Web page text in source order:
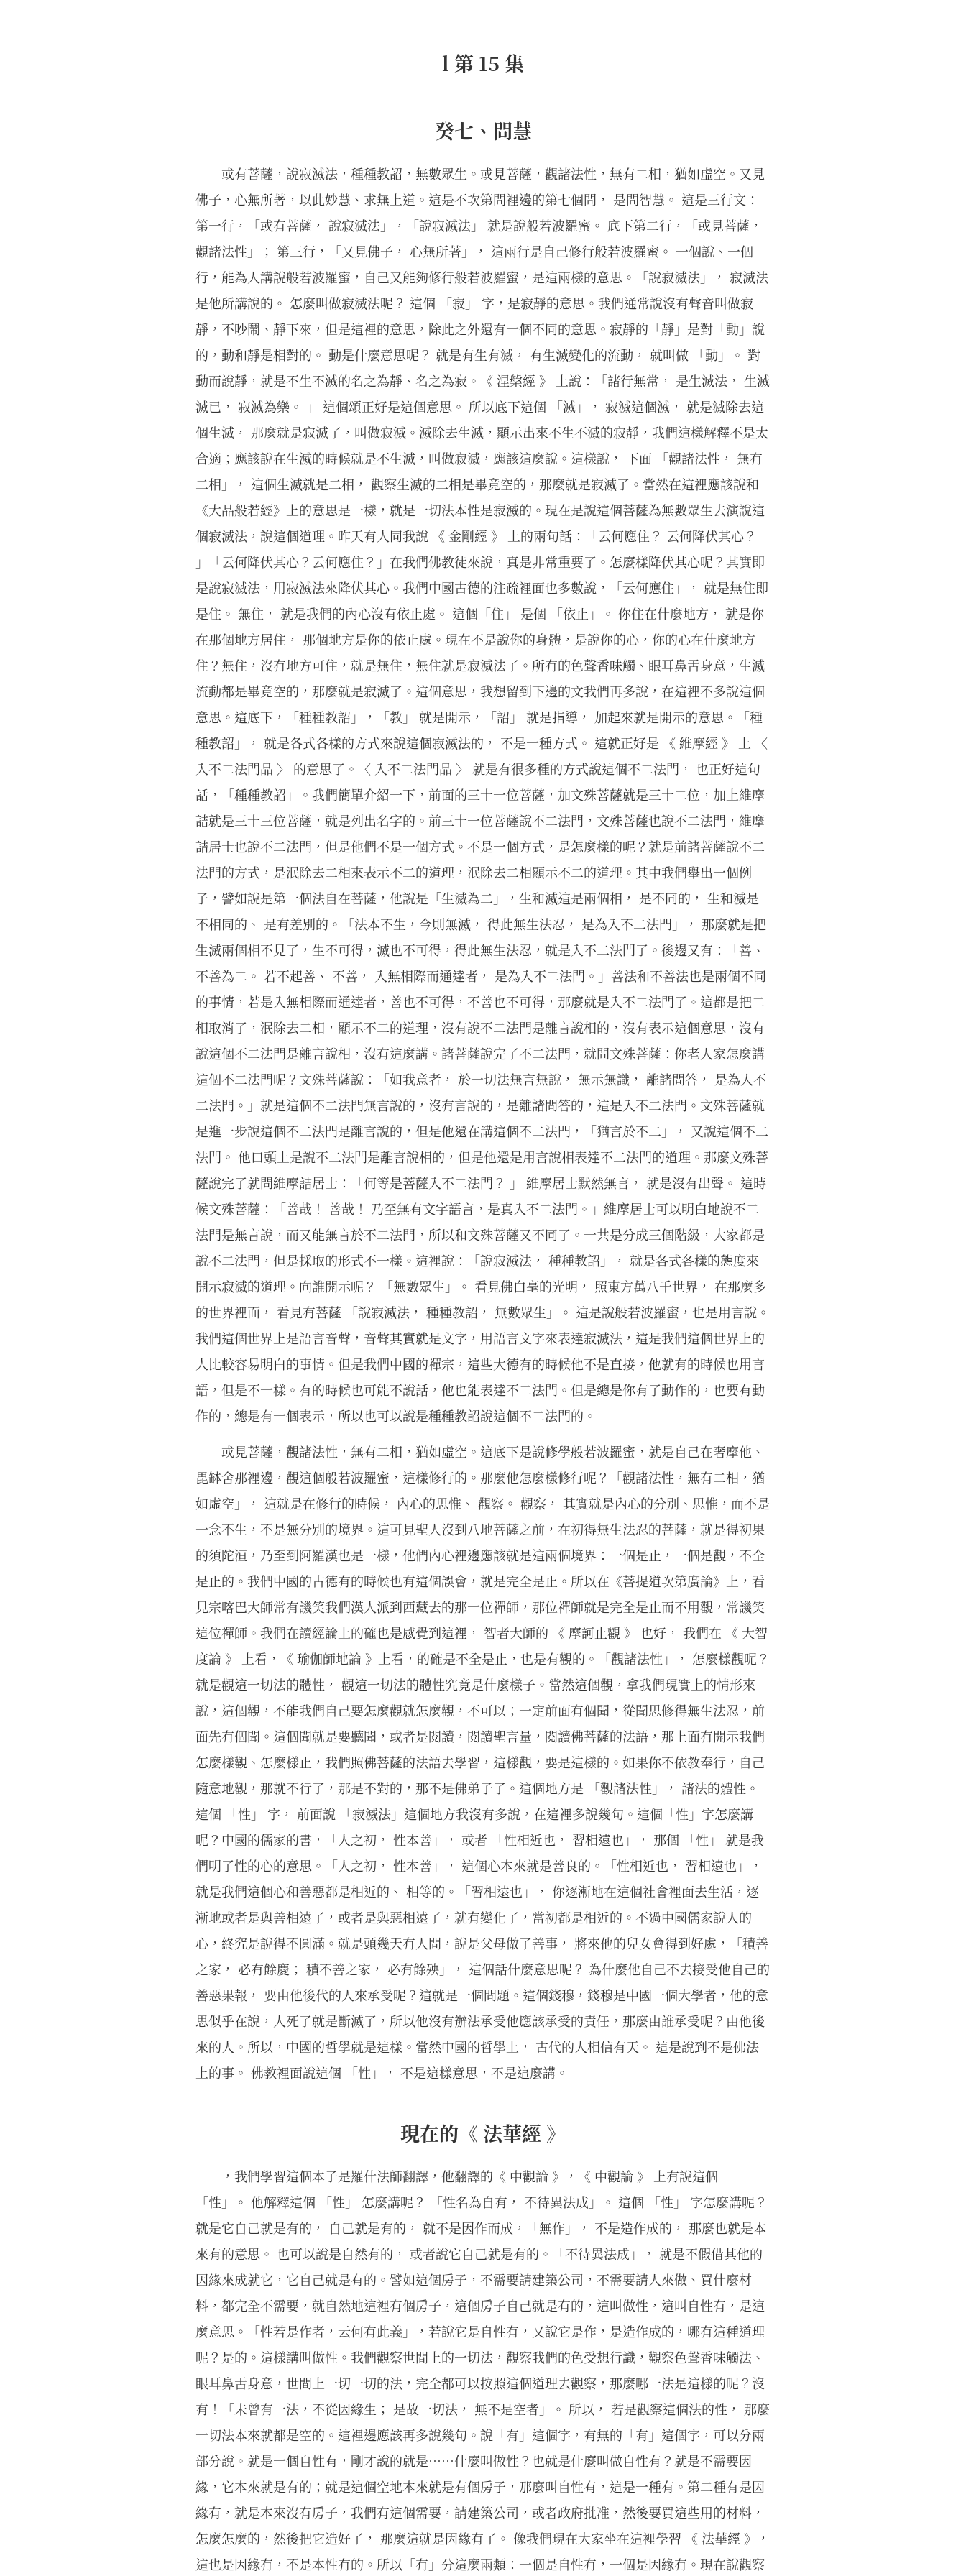
l 第 15 集
癸七、問慧
或有菩薩，說寂滅法，種種教詔，無數眾生。或見菩薩，觀諸法性，無有二相，猶如虛空。又見
佛子，心無所著，以此妙慧、求無上道。這是不次第問裡邊的第七個問， 是問智慧。 這是三行文：
第一行，「或有菩薩， 說寂滅法」，「說寂滅法」 就是說般若波羅蜜。 底下第二行，「或見菩薩，
觀諸法性」； 第三行，「又見佛子， 心無所著」， 這兩行是自己修行般若波羅蜜。 一個說、一個
行，能為人講說般若波羅蜜，自己又能夠修行般若波羅蜜，是這兩樣的意思。「說寂滅法」， 寂滅法
是他所講說的。 怎麼叫做寂滅法呢？ 這個 「寂」 字，是寂靜的意思。我們通常說沒有聲音叫做寂
靜，不吵鬧、靜下來，但是這裡的意思，除此之外還有一個不同的意思。寂靜的「靜」是對「動」說
的，動和靜是相對的。 動是什麼意思呢？ 就是有生有滅， 有生滅變化的流動， 就叫做 「動」。 對
動而說靜，就是不生不滅的名之為靜、名之為寂。《 涅槃經 》 上說：「諸行無常， 是生滅法， 生滅
滅已， 寂滅為樂。 」 這個頌正好是這個意思。 所以底下這個 「滅」， 寂滅這個滅， 就是滅除去這
個生滅， 那麼就是寂滅了，叫做寂滅。滅除去生滅，顯示出來不生不滅的寂靜，我們這樣解釋不是太
合適；應該說在生滅的時候就是不生滅，叫做寂滅，應該這麼說。這樣說， 下面 「觀諸法性， 無有
二相」， 這個生滅就是二相， 觀察生滅的二相是畢竟空的，那麼就是寂滅了。當然在這裡應該說和
《大品般若經》上的意思是一樣，就是一切法本性是寂滅的。現在是說這個菩薩為無數眾生去演說這
個寂滅法，說這個道理。昨天有人同我說 《 金剛經 》 上的兩句話：「云何應住？ 云何降伏其心？
」「云何降伏其心？云何應住？」在我們佛教徒來說，真是非常重要了。怎麼樣降伏其心呢？其實即
是說寂滅法，用寂滅法來降伏其心。我們中國古德的注疏裡面也多數說，「云何應住」， 就是無住即
是住。 無住， 就是我們的內心沒有依止處。 這個「住」 是個 「依止」。 你住在什麼地方， 就是你
在那個地方居住， 那個地方是你的依止處。現在不是說你的身體，是說你的心，你的心在什麼地方
住？無住，沒有地方可住，就是無住，無住就是寂滅法了。所有的色聲香味觸、眼耳鼻舌身意，生滅
流動都是畢竟空的，那麼就是寂滅了。這個意思，我想留到下邊的文我們再多說，在這裡不多說這個
意思。這底下，「種種教詔」，「教」 就是開示，「詔」 就是指導， 加起來就是開示的意思。「種
種教詔」， 就是各式各樣的方式來說這個寂滅法的， 不是一種方式。 這就正好是 《 維摩經 》 上 〈
入不二法門品 〉 的意思了。〈 入不二法門品 〉 就是有很多種的方式說這個不二法門， 也正好這句
話，「種種教詔」。我們簡單介紹一下，前面的三十一位菩薩，加文殊菩薩就是三十二位，加上維摩
詰就是三十三位菩薩，就是列出名字的。前三十一位菩薩說不二法門，文殊菩薩也說不二法門，維摩
詰居士也說不二法門，但是他們不是一個方式。不是一個方式，是怎麼樣的呢？就是前諸菩薩說不二
法門的方式，是泯除去二相來表示不二的道理，泯除去二相顯示不二的道理。其中我們舉出一個例
子，譬如說是第一個法自在菩薩，他說是「生滅為二」，生和滅這是兩個相， 是不同的， 生和滅是
不相同的、 是有差別的。「法本不生，今則無滅， 得此無生法忍， 是為入不二法門」， 那麼就是把
生滅兩個相不見了，生不可得，滅也不可得，得此無生法忍，就是入不二法門了。後邊又有：「善、
不善為二。 若不起善、 不善， 入無相際而通達者， 是為入不二法門。」善法和不善法也是兩個不同
的事情，若是入無相際而通達者，善也不可得，不善也不可得，那麼就是入不二法門了。這都是把二
相取消了，泯除去二相，顯示不二的道理，沒有說不二法門是離言說相的，沒有表示這個意思，沒有
說這個不二法門是離言說相，沒有這麼講。諸菩薩說完了不二法門，就問文殊菩薩：你老人家怎麼講
這個不二法門呢？文殊菩薩說：「如我意者， 於一切法無言無說， 無示無識， 離諸問答， 是為入不
二法門。」就是這個不二法門無言說的，沒有言說的，是離諸問答的，這是入不二法門。文殊菩薩就
是進一步說這個不二法門是離言說的，但是他還在講這個不二法門，「猶言於不二」， 又說這個不二
法門。 他口頭上是說不二法門是離言說相的，但是他還是用言說相表達不二法門的道理。那麼文殊菩
薩說完了就問維摩詰居士：「何等是菩薩入不二法門？ 」 維摩居士默然無言， 就是沒有出聲。 這時
候文殊菩薩：「善哉！ 善哉！ 乃至無有文字語言，是真入不二法門。」維摩居士可以明白地說不二
法門是無言說，而又能無言於不二法門，所以和文殊菩薩又不同了。一共是分成三個階級，大家都是
說不二法門，但是採取的形式不一樣。這裡說：「說寂滅法， 種種教詔」， 就是各式各樣的態度來
開示寂滅的道理。向誰開示呢？ 「無數眾生」。 看見佛白毫的光明， 照東方萬八千世界， 在那麼多
的世界裡面， 看見有菩薩 「說寂滅法， 種種教詔， 無數眾生」。 這是說般若波羅蜜，也是用言說。
我們這個世界上是語言音聲，音聲其實就是文字，用語言文字來表達寂滅法，這是我們這個世界上的
人比較容易明白的事情。但是我們中國的禪宗，這些大德有的時候他不是直接，他就有的時候也用言
語，但是不一樣。有的時候也可能不說話，他也能表達不二法門。但是總是你有了動作的，也要有動
作的，總是有一個表示，所以也可以說是種種教詔說這個不二法門的。
或見菩薩，觀諸法性，無有二相，猶如虛空。這底下是說修學般若波羅蜜，就是自己在奢摩他、
毘缽舍那裡邊，觀這個般若波羅蜜，這樣修行的。那麼他怎麼樣修行呢？「觀諸法性，無有二相，猶
如虛空」， 這就是在修行的時候， 內心的思惟、 觀察。 觀察， 其實就是內心的分別、思惟，而不是
一念不生，不是無分別的境界。這可見聖人沒到八地菩薩之前，在初得無生法忍的菩薩，就是得初果
的須陀洹，乃至到阿羅漢也是一樣，他們內心裡邊應該就是這兩個境界：一個是止，一個是觀，不全
是止的。我們中國的古德有的時候也有這個誤會，就是完全是止。所以在《菩提道次第廣論》上，看
見宗喀巴大師常有譏笑我們漢人派到西藏去的那一位禪師，那位禪師就是完全是止而不用觀，常譏笑
這位禪師。我們在讀經論上的確也是感覺到這裡， 智者大師的 《 摩訶止觀 》 也好， 我們在 《 大智
度論 》 上看，《 瑜伽師地論 》上看，的確是不全是止，也是有觀的。「觀諸法性」， 怎麼樣觀呢？
就是觀這一切法的體性， 觀這一切法的體性究竟是什麼樣子。當然這個觀，拿我們現實上的情形來
說，這個觀，不能我們自己要怎麼觀就怎麼觀，不可以；一定前面有個聞，從聞思修得無生法忍，前
面先有個聞。這個聞就是要聽聞，或者是閱讀，閱讀聖言量，閱讀佛菩薩的法語，那上面有開示我們
怎麼樣觀、怎麼樣止，我們照佛菩薩的法語去學習，這樣觀，要是這樣的。如果你不依教奉行，自己
隨意地觀，那就不行了，那是不對的，那不是佛弟子了。這個地方是 「觀諸法性」， 諸法的體性。
這個 「性」 字， 前面說 「寂滅法」這個地方我沒有多說，在這裡多說幾句。這個「性」字怎麼講
呢？中國的儒家的書，「人之初， 性本善」， 或者 「性相近也， 習相遠也」， 那個 「性」 就是我
們明了性的心的意思。「人之初， 性本善」， 這個心本來就是善良的。「性相近也， 習相遠也」，
就是我們這個心和善惡都是相近的、 相等的。「習相遠也」， 你逐漸地在這個社會裡面去生活，逐
漸地或者是與善相遠了，或者是與惡相遠了，就有變化了，當初都是相近的。不過中國儒家說人的
心，終究是說得不圓滿。就是頭幾天有人問，說是父母做了善事， 將來他的兒女會得到好處，「積善
之家， 必有餘慶； 積不善之家， 必有餘殃」， 這個話什麼意思呢？ 為什麼他自己不去接受他自己的
善惡果報， 要由他後代的人來承受呢？這就是一個問題。這個錢穆，錢穆是中國一個大學者，他的意
思似乎在說，人死了就是斷滅了，所以他沒有辦法承受他應該承受的責任，那麼由誰承受呢？由他後
來的人。所以，中國的哲學就是這樣。當然中國的哲學上， 古代的人相信有天。 這是說到不是佛法
上的事。 佛教裡面說這個 「性」， 不是這樣意思，不是這麼講。
現在的《 法華經 》
，我們學習這個本子是羅什法師翻譯，他翻譯的《 中觀論 》，《 中觀論 》 上有說這個
「性」。 他解釋這個 「性」 怎麼講呢？ 「性名為自有， 不待異法成」。 這個 「性」 字怎麼講呢？
就是它自己就是有的， 自己就是有的， 就不是因作而成，「無作」， 不是造作成的， 那麼也就是本
來有的意思。 也可以說是自然有的， 或者說它自己就是有的。「不待異法成」， 就是不假借其他的
因緣來成就它，它自己就是有的。譬如這個房子，不需要請建築公司，不需要請人來做、買什麼材
料，都完全不需要，就自然地這裡有個房子，這個房子自己就是有的，這叫做性，這叫自性有，是這
麼意思。「性若是作者，云何有此義」，若說它是自性有，又說它是作，是造作成的，哪有這種道理
呢？是的。這樣講叫做性。我們觀察世間上的一切法，觀察我們的色受想行識，觀察色聲香味觸法、
眼耳鼻舌身意，世間上一切一切的法，完全都可以按照這個道理去觀察，那麼哪一法是這樣的呢？沒
有！「未曾有一法，不從因緣生； 是故一切法， 無不是空者」。 所以， 若是觀察這個法的性， 那麼
一切法本來就都是空的。這裡邊應該再多說幾句。說「有」這個字，有無的「有」這個字，可以分兩
部分說。就是一個自性有，剛才說的就是……什麼叫做性？也就是什麼叫做自性有？就是不需要因
緣，它本來就是有的；就是這個空地本來就是有個房子，那麼叫自性有，這是一種有。第二種有是因
緣有，就是本來沒有房子，我們有這個需要，請建築公司，或者政府批准，然後要買這些用的材料，
怎麼怎麼的，然後把它造好了， 那麼這就是因緣有了。 像我們現在大家坐在這裡學習 《 法華經 》，
這也是因緣有，不是本性有的。所以「有」分這麼兩類：一個是自性有，一個是因緣有。現在說觀察